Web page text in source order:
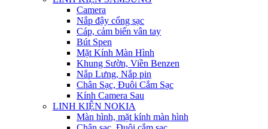
Camera
Nắp đậy cổng sạc
Cáp, cảm biến vân tay
Bút Spen
Mặt Kính Màn Hình
Khung Sườn, Viền Benzen
Nắp Lưng, Nắp pin
Chân Sạc, Đuôi Cắm Sạc
Kính Camera Sau
LINH KIỆN NOKIA
Màn hình, mặt kính màn hình